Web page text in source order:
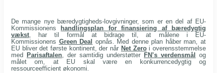
De mange nye bæredygtigheds-lovgivninger, som er en del af EU-
Kommissionens
handlingsplan for finansiering af bæredygtig
vækst, har til formål at bidrage til, at målene i EU-
Kommissionens Green Deal opnås. Med denne plan håber man, at
EU bliver det første kontinent, der når Net Zeroi overensstemmelse
med
Parisaftalen, der samtidig understøtter FN’s verdensmål
og
målet om, at EU skal være en konkurrencedygtig og
ressourceefficient økonomi.